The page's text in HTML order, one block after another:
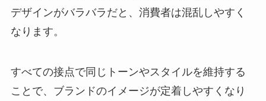
デザインがバラバラだと、消費者は混乱しやすく
なります。
すべての接点で同じトーンやスタイルを維持する
ことで、ブランドのイメージが定着しやすくなり